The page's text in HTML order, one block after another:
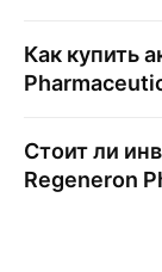
Как купить
Стоит ли
Regeneron